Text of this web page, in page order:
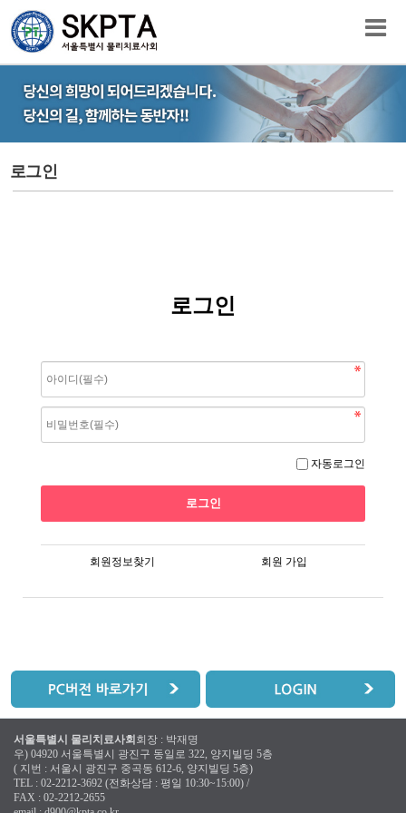
로그인
로그인
자동로그인
회원정보찾기 회원 가입
서울특별시 물리치료사회회장 : 박재명
우) 04920 서울특별시 광진구 동일로 322, 양지빌딩 5층
( 지번 : 서울시 광진구 중곡동 612-6, 양지빌딩 5층)
TEL : 02-2212-3692 (전화상담 : 평일 10:30~15:00) /
FAX : 02-2212-2655